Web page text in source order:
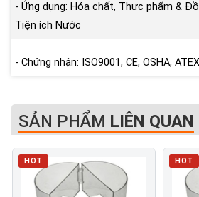
- Ứng dụng: Hóa chất, Thực phẩm &
Tiện ích Nước
- Chứng nhận: ISO9001, CE, OSHA, ATEX
SẢN PHẨM LIÊN QUAN
HOT HOT